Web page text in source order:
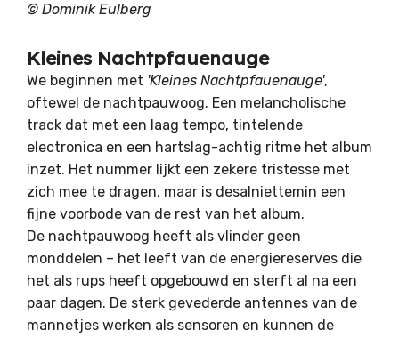
© Dominik Eulberg
Kleines Nachtpfauenauge
We beginnen met 'Kleines Nachtpfauenauge',
oftewel de nachtpauwoog. Een melancholische
track dat met een laag tempo, tintelende
electronica en een hartslag-achtig ritme het album
inzet. Het nummer lijkt een zekere tristesse met
zich mee te dragen, maar is desalniettemin een
fijne voorbode van de rest van het album.
De nachtpauwoog heeft als vlinder geen
monddelen – het leeft van de energiereserves die
het als rups heeft opgebouwd en sterft al na een
paar dagen. De sterk gevederde antennes van de
mannetjes werken als sensoren en kunnen de